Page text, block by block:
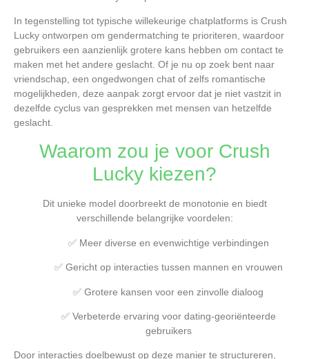
In tegenstelling tot typische willekeurige chatplatforms is Crush
Lucky ontworpen om gendermatching te prioriteren, waardoor
gebruikers een aanzienlijk grotere kans hebben om contact te
maken met het andere geslacht. Of je nu op zoek bent naar
vriendschap, een ongedwongen chat of zelfs romantische
mogelijkheden, deze aanpak zorgt ervoor dat je niet vastzit in
dezelfde cyclus van gesprekken met mensen van hetzelfde
geslacht.
Waarom zou je voor Crush
Lucky kiezen?
Dit unieke model doorbreekt de monotonie en biedt
verschillende belangrijke voordelen:
✅ Meer diverse en evenwichtige verbindingen
✅ Gericht op interacties tussen mannen en vrouwen
✅ Grotere kansen voor een zinvolle dialoog
✅ Verbeterde ervaring voor dating-georiënteerde
gebruikers
Door interacties doelbewust op deze manier te structureren,